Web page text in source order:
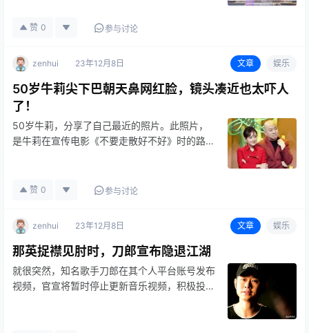
赞 0 参与讨论
zenhui 23年12月8日 文章 娱乐
50岁牛莉尖下巴朝天鼻网红脸，镜头凑近也太吓人
了！
50岁牛莉，分享了自己最近的照片。此照片，
是牛莉在宣传电影《不要走散好不好》时的路演
赞 0 参与讨论
zenhui 23年12月8日 文章 娱乐
那英捉襟见肘时，刀郎宣布隐退江湖
就很突然，知名歌手刀郎在其个人平台账号发布
视频，官宣将暂时停止更新音乐视频，积极投身